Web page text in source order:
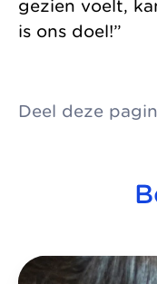
gezien voelt,
is ons doel!”
Deel deze